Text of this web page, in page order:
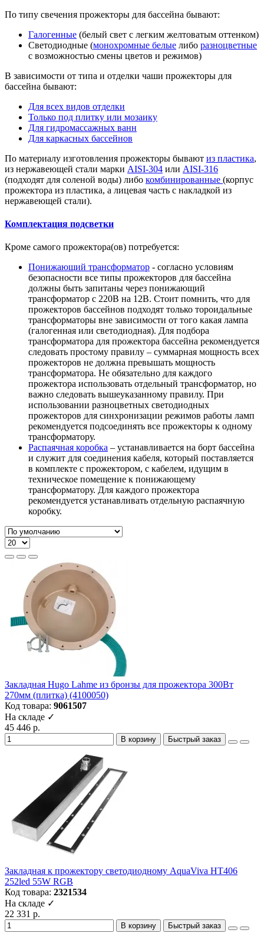
По типу свечения прожекторы для бассейна бывают:
Галогенные (белый свет с легким желтоватым оттенком)
Светодиодные (монохромные белые либо разноцветные
с возможностью смены цветов и режимов)
В зависимости от типа и отделки чаши прожекторы для
бассейна бывают:
Для всех видов отделки
Только под плитку или мозаику
Для гидромассажных ванн
Для каркасных бассейнов
По материалу изготовления прожекторы бывают из пластика,
из нержавеющей стали марки AISI-304 или AISI-316
(подходят для соленой воды) либо комбинированные (корпус
прожектора из пластика, а лицевая часть с накладкой из
нержавеющей стали).
Комплектация подсветки
Кроме самого прожектора(ов) потребуется:
Понижающий трансформатор - согласно условиям
безопасности все типы прожекторов для бассейна
должны быть запитаны через понижающий
трансформатор с 220В на 12В. Стоит помнить, что для
прожекторов бассейнов подходят только тороидальные
трансформаторы вне зависимости от того какая лампа
(галогенная или светодиодная). Для подбора
трансформатора для прожектора бассейна рекомендуется
следовать простому правилу – суммарная мощность всех
прожекторов не должна превышать мощность
трансформатора. Не обязательно для каждого
прожектора использовать отдельный трансформатор, но
важно следовать вышеуказанному правилу. При
использовании разноцветных светодиодных
прожекторов для синхронизации режимов работы ламп
рекомендуется подсоединять все прожекторы к одному
трансформатору.
Распаячная коробка – устанавливается на борт бассейна
и служит для соединения кабеля, который поставляется
в комплекте с прожектором, с кабелем, идущим в
техническое помещение к понижающему
трансформатору. Для каждого прожектора
рекомендуется устанавливать отдельную распаячную
коробку.
Закладная Hugo Lahme из бронзы для прожектора 300Вт
270мм (плитка) (4100050)
Код товара: 9061507
На складе ✓
45 446 р.
В корзину Быстрый заказ
Закладная к прожектору светодиодному AquaViva HT406
252led 55W RGB
Код товара: 2321534
На складе ✓
22 331 р.
В корзину Быстрый заказ